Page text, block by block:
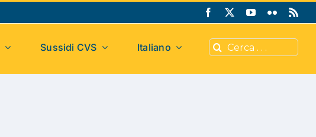
Sussidi CVS Italiano
Cerca